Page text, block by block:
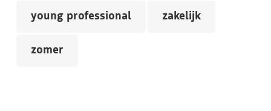
young professional zakelijk
zomer